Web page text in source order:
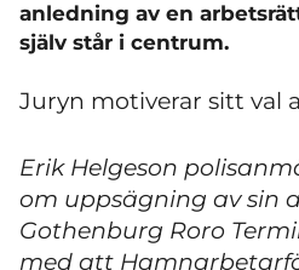
anledning av en
själv står i centrum.
Juryn motiverar sitt val
Erik Helgeson
om uppsägning av sin
Gothenburg Roro
med att